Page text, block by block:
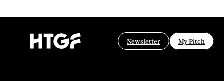
Newsletter My Pitch